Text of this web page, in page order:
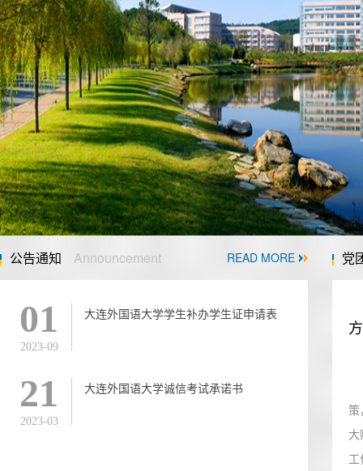
公告通知 Announcement READ MORE
01
2023-09
大连外国语大学学生补办学生证申请表
21
2023-03
大连外国语大学诚信考试承诺书
党